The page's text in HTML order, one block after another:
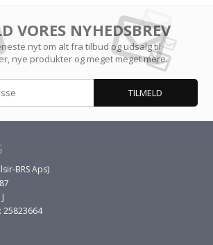
VORES NYHEDSBREV
nyt om alt fra tilbud og udsalg til
nye produkter og meget meget mere.
BRS Aps)
25823664